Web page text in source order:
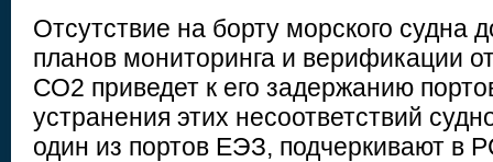
Отсутствие на борту морского судна
планов мониторинга и верификации
СО2 приведет к его задержанию
устранения этих несоответствий
один из портов ЕЭЗ, подчеркивают в